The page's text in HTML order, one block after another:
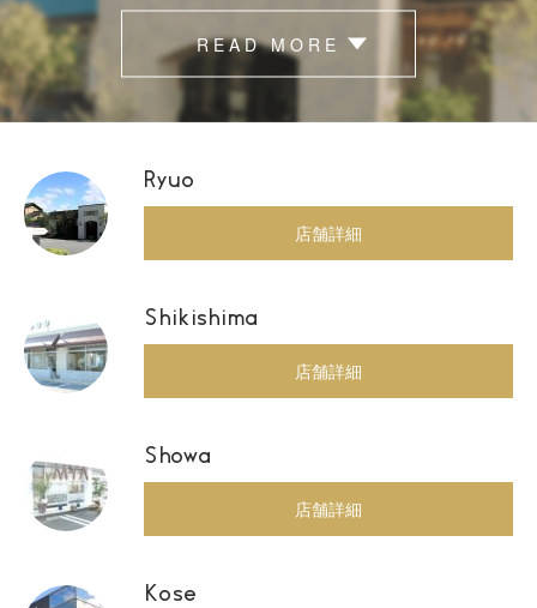
READ MORE
Ryuo
店舗詳細
Shikishima
店舗詳細
Showa
店舗詳細
Kose